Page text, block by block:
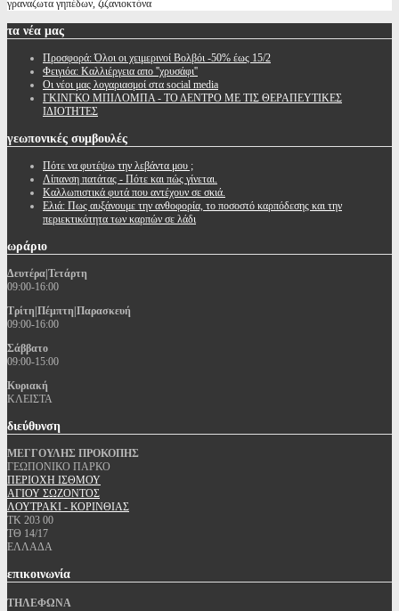
γραναζωτα γηπέδων, ζιζανιοκτόνα
τα νέα μας
Προσφορά: Όλοι οι χειμερινοί Βολβόι -50% έως 15/2
Φειγιόα: Καλλιέργεια απο ''χρυσάφι''
Oι νέοι μας λογαριασμοί στα social media
ΓΚΙΝΓΚΟ ΜΠΙΛΟΜΠΑ - ΤΟ ΔΕΝΤΡΟ ΜΕ ΤΙΣ ΘΕΡΑΠΕΥΤΙΚΕΣ
ΙΔΙΟΤΗΤΕΣ
γεωπονικές συμβουλές
Πότε να φυτέψω την λεβάντα μου ;
Λίπανση πατάτας - Πότε και πώς γίνεται.
Καλλωπιστικά φυτά που αντέχουν σε σκιά.
Ελιά: Πως αυξάνουμε την ανθοφορία, το ποσοστό καρπόδεσης και την
περιεκτικότητα των καρπών σε λάδι
ωράριο
Δευτέρα|Τετάρτη
09:00-16:00
Τρίτη|Πέμπτη|Παρασκευή
09:00-16:00
Σάββατο
09:00-15:00
Κυριακή
ΚΛΕΙΣΤΑ
διεύθυνση
ΜΕΓΓΟΥΛΗΣ ΠΡΟΚΟΠΗΣ
ΓΕΩΠΟΝΙΚΟ ΠΑΡΚΟ
ΠΕΡΙΟΧΗ ΙΣΘΜΟΥ
ΑΓΙΟΥ ΣΩΖΟΝΤΟΣ
ΛΟΥΤΡΑΚΙ - ΚΟΡΙΝΘΙΑΣ
ΤΚ 203 00
ΤΘ 14/17
ΕΛΛΑΔΑ
επικοινωνία
ΤΗΛΕΦΩΝΑ